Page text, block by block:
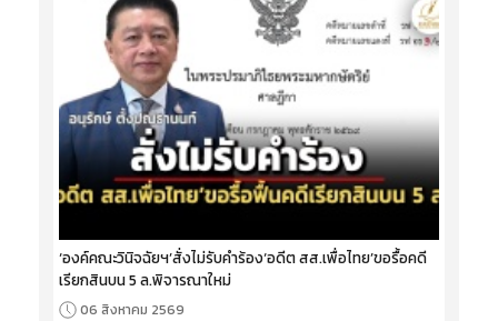
‘องค์คณะวินิจฉัยฯ’สั่งไม่รับคำร้อง‘อดีต สส.เพื่อไทย’ขอรื้อคดี
เรียกสินบน 5 ล.พิจารณาใหม่
06 สิงหาคม 2569